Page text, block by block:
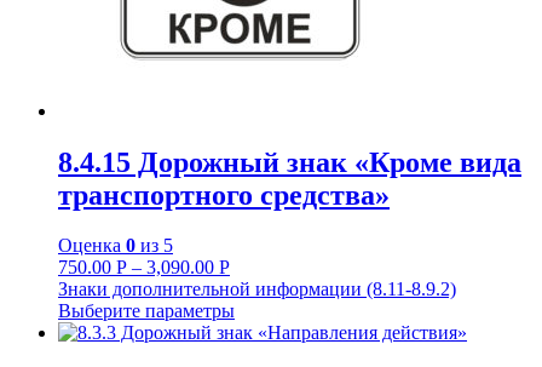
8.4.15 Дорожный знак «Кроме вида
транспортного средства»
Оценка 0 из 5
750.00 Р – 3,090.00 Р
Знаки дополнительной информации (8.11-8.9.2)
Выберите параметры